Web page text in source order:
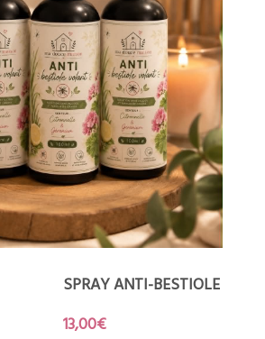
SPRAY ANTI-BESTIOLE
13,00€